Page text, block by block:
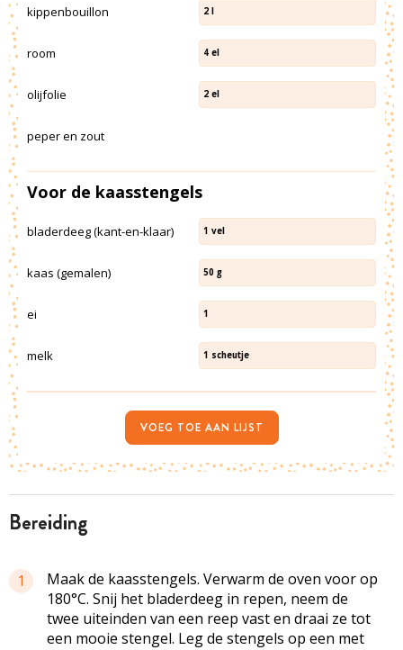
bereiding
1
Maak de kaasstengels. Verwarm de oven voor op
180°C. Snij het bladerdeeg in repen, neem de
twee uiteinden van een reep vast en draai ze tot
een mooie stengel. Leg de stengels op een met
kippenbouillon 2 l
room 4 el
olijfolie 2 el
peper en zout
Voor de kaasstengels
bladerdeeg (kant-en-klaar) 1 vel
kaas (gemalen) 50 g
ei 1
melk 1 scheutje
VOEG TOE AAN LIJST